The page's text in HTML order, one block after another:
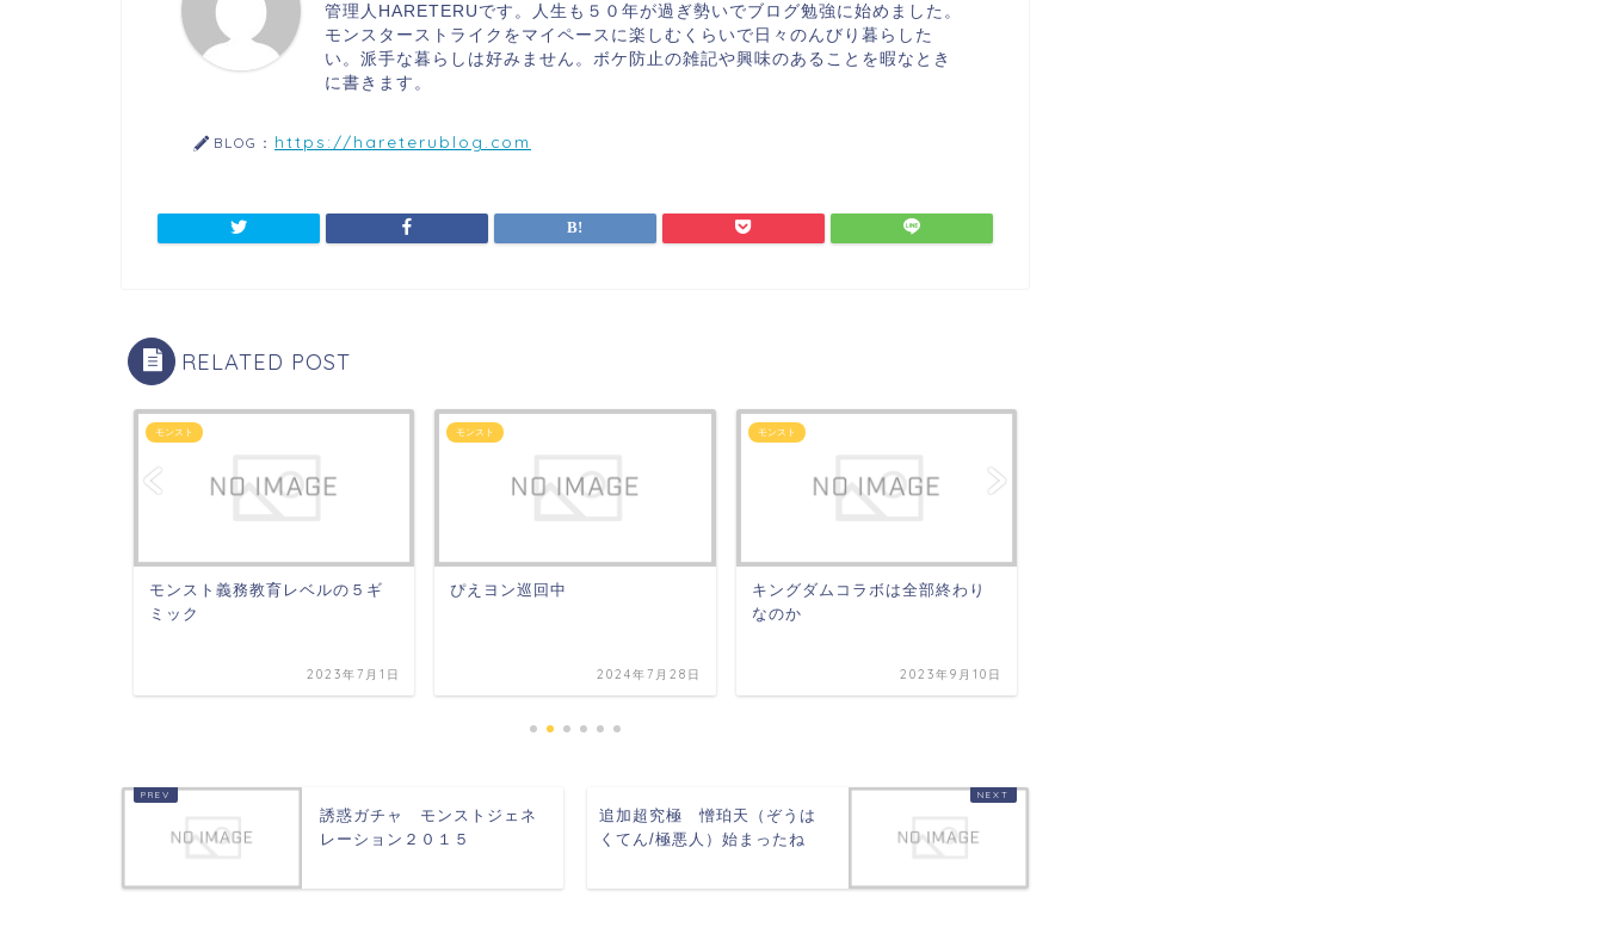
管理人HARETERUです。人生も５０年が過ぎ勢いでブログ勉強に始めました。
モンスターストライクをマイペースに楽しむくらいで日々のんびり暮らした
い。派手な暮らしは好みません。ボケ防止の雑記や興味のあることを暇なとき
に書きます。
BLOG： https://hareterublog.com
RELATED POST
モンスト
モンスト義務教育レベルの５ギ
ミック
2023年7月1日
モンスト
ぴえヨン巡回中
2024年7月28日
モンスト
キングダムコラボは全部終わり
なのか
2023年9月10日
誘惑ガチャ モンストジェネ
レーション２０１５
追加超究極 憎珀天（ぞうは
くてん/極悪人）始まったね